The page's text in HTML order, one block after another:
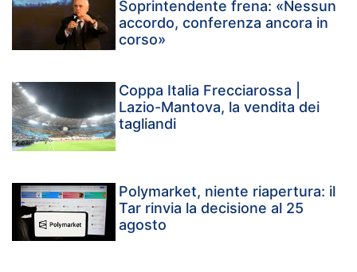
Soprintendente frena: «Nessun
accordo, conferenza ancora in
corso»
Coppa Italia Frecciarossa |
Lazio-Mantova, la vendita dei
tagliandi
Polymarket, niente riapertura: il
Tar rinvia la decisione al 25
agosto